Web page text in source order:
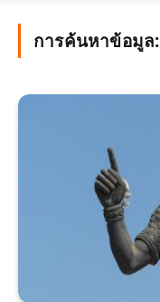
การค้นหาข้อมูล: